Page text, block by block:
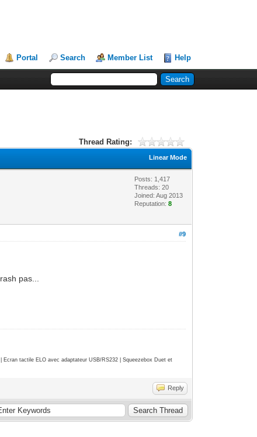
Portal Search Member List Help
Thread Rating:
Linear Mode
Posts: 1,417
Threads: 20
Joined: Aug 2013
Reputation:8
#9
pas...
tactile ELO avec adaptateur USB/RS232 | Squeezebox Duet et
Reply